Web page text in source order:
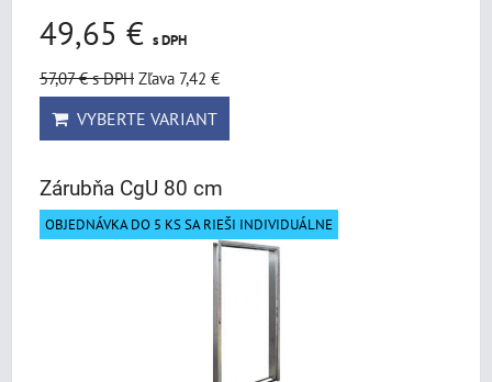
49,65 € s DPH
57,07 €s DPH Zľava 7,42 €
VYBERTE VARIANT
Zárubňa CgU 80 cm
OBJEDNÁVKA DO 5 KS SA RIEŠI INDIVIDUÁLNE